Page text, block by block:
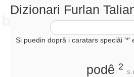
Coretôr Ortografic
Informazions
Dizionari Furlan
Si puedin doprâ i caratars speciâi '*'
podê 2